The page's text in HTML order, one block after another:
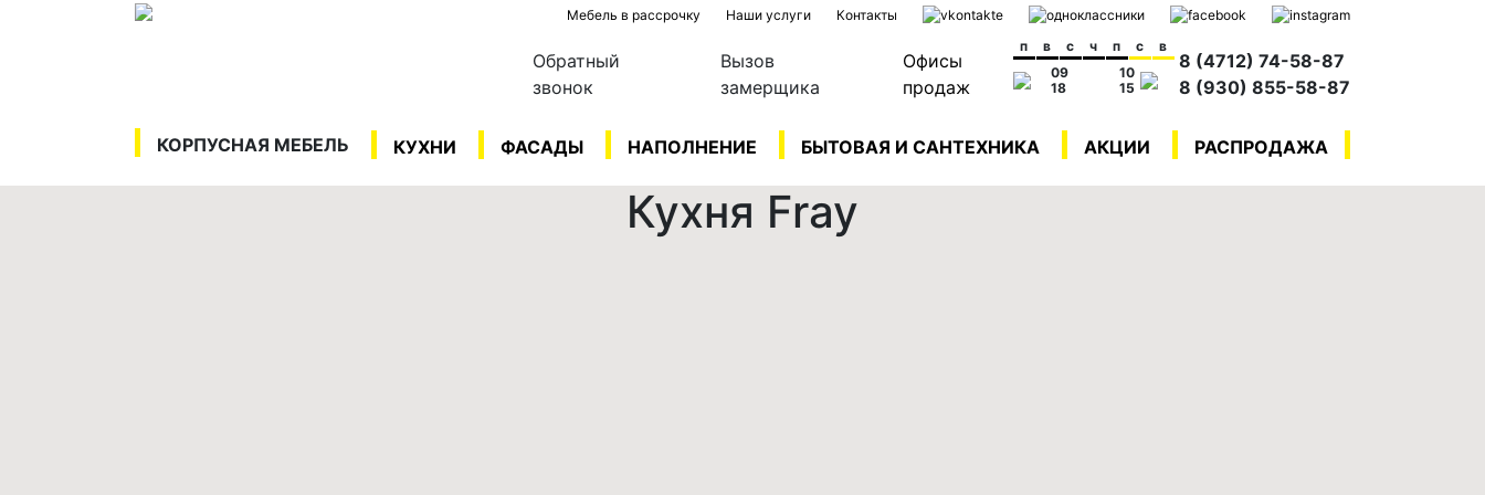
Мебель в рассрочку Наши услуги
Контакты
п
в с ч п с
в
09
18
10
15
8 (4712) 74-58-87
8 (930) 855-58-87
Обратный
звонок
Вызов
замерщика
Офисы
продаж
КОРПУСНАЯ МЕБЕЛЬ КУХНИ ФАСАДЫ НАПОЛНЕНИЕ БЫТОВАЯ И САНТЕХНИКА АКЦИИ РАСПРОДАЖА
Кухня Fray